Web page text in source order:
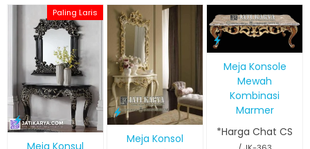
Paling Laris
Meja Konsol
Meja Konsole
Mewah
Kombinasi
Marmer
*Harga Chat CS